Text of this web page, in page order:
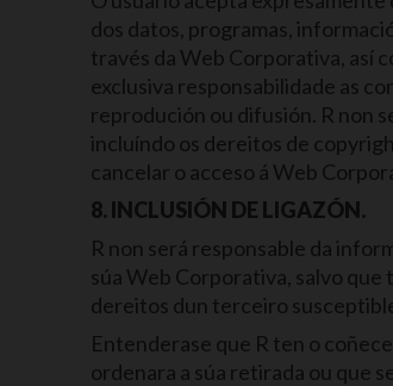
dos datos, programas,
través da Web Corporativa, así
exclusiva responsabilidade as
reprodución ou difusión. R non
incluíndo os dereitos de
cancelar o acceso á Web
8. INCLUSIÓN DE LIGAZÓN.
R non será responsable da
súa Web Corporativa, salvo
dereitos dun terceiro
Entenderase que R ten o
ordenara a súa retirada ou que